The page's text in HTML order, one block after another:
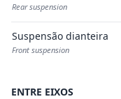
Rear suspension
Suspensão dianteira
Front suspension
ENTRE EIXOS